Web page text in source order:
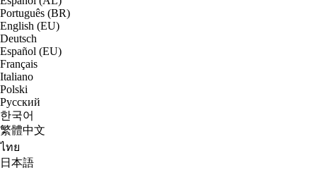
Português (BR)
English (EU)
Deutsch
Español (EU)
Français
Italiano
Polski
Русский
한국어
繁體中文
ไทย
日本語